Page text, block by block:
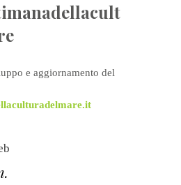
e aggiornamento del